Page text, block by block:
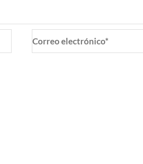
electrónico*